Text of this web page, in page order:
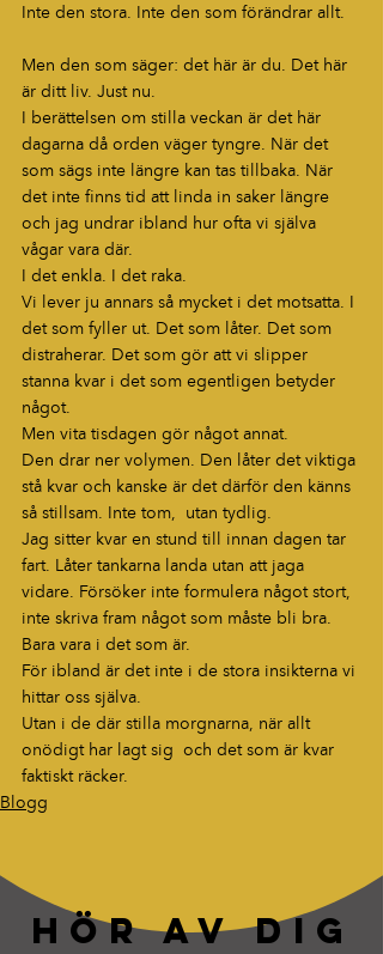
Inte den stora. Inte den som förändrar allt.
Men den som säger: det här är du. Det här
är ditt liv. Just nu.
I berättelsen om stilla veckan är det här
dagarna då orden väger tyngre. När det
som sägs inte längre kan tas tillbaka. När
det inte finns tid att linda in saker längre
och jag undrar ibland hur ofta vi själva
vågar vara där.
I det enkla. I det raka.
Vi lever ju annars så mycket i det motsatta. I
det som fyller ut. Det som låter. Det som
distraherar. Det som gör att vi slipper
stanna kvar i det som egentligen betyder
något.
Men vita tisdagen gör något annat.
Den drar ner volymen. Den låter det viktiga
stå kvar och kanske är det därför den känns
så stillsam. Inte tom,  utan tydlig.
Jag sitter kvar en stund till innan dagen tar
fart. Låter tankarna landa utan att jaga
vidare. Försöker inte formulera något stort,
inte skriva fram något som måste bli bra.
Bara vara i det som är.
För ibland är det inte i de stora insikterna vi
hittar oss själva.
Utan i de där stilla morgnarna, när allt
onödigt har lagt sig  och det som är kvar
faktiskt räcker.
Blogg
HÖR AV DIG